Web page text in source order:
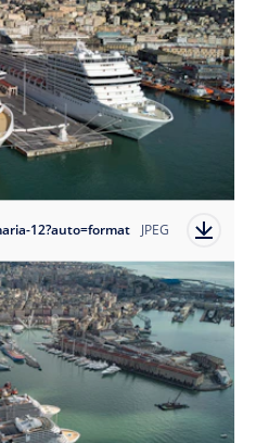
12?auto=format JPEG